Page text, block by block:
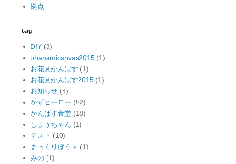
拠点
tag
DIY (8)
ohanamicanvas2015 (1)
お花見かんばす (1)
お花見かんばす2015 (1)
お知らせ (3)
かずヒーロー (52)
かんばす食堂 (18)
しょうちゃん (1)
テスト (10)
まっくりぼう＋ (1)
みの (1)